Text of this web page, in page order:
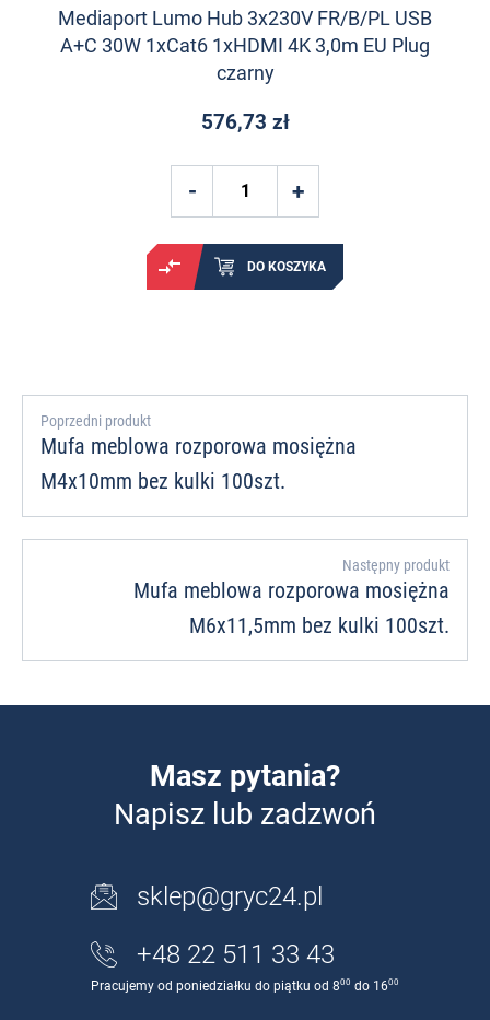
Mediaport Lumo Hub 3x230V FR/B/PL USB
A+C 30W 1xCat6 1xHDMI 4K 3,0m EU Plug
czarny
576,73 zł
DO KOSZYKA
Poprzedni produkt
Mufa meblowa rozporowa mosiężna
M4x10mm bez kulki 100szt.
Następny produkt
Mufa meblowa rozporowa mosiężna
M6x11,5mm bez kulki 100szt.
Masz pytania?
Napisz lub zadzwoń
sklep@gryc24.pl
+48 22 511 33 43
Pracujemy od poniedziałku do piątku od 800 do 1600